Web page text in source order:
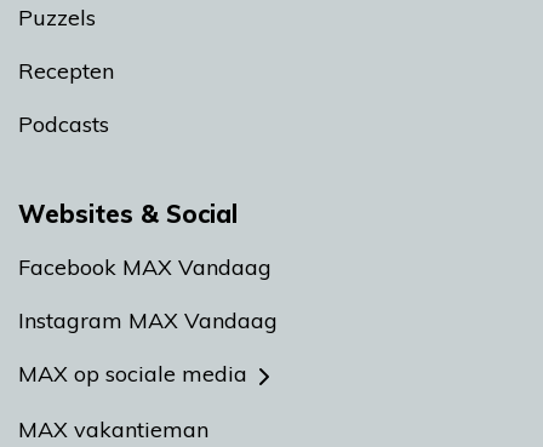
Puzzels
Recepten
Podcasts
Websites & Social
Facebook MAX Vandaag
Instagram MAX Vandaag
MAX op sociale media
MAX vakantieman